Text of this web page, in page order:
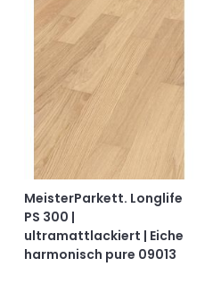
MeisterParkett. Longlife
PS 300 |
ultramattlackiert | Eiche
harmonisch pure 09013